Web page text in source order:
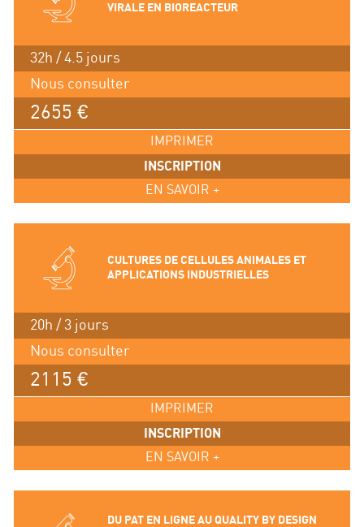
VIRALE EN BIOREACTEUR
32h / 4.5 jours
Nous consulter
2655 €
IMPRIMER
INSCRIPTION
EN SAVOIR +
CULTURES DE CELLULES ANIMALES ET
APPLICATIONS INDUSTRIELLES
20h / 3 jours
Nous consulter
2115 €
IMPRIMER
INSCRIPTION
EN SAVOIR +
DU PAT EN LIGNE AU QUALITY BY DESIGN